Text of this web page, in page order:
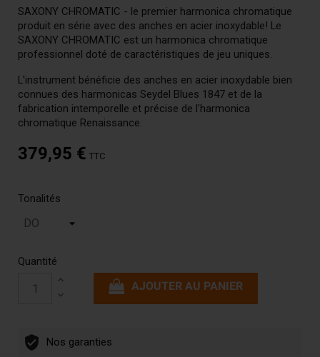
SAXONY CHROMATIC - le premier harmonica chromatique
produit en série avec des anches en acier inoxydable! Le
SAXONY CHROMATIC est un harmonica chromatique
professionnel doté de caractéristiques de jeu uniques.
L'instrument bénéficie des anches en acier inoxydable bien
connues des harmonicas Seydel Blues 1847 et de la
fabrication intemporelle et précise de l'harmonica
chromatique Renaissance.
379,95 € TTC
Tonalités
Quantité
AJOUTER AU PANIER
Nos garanties